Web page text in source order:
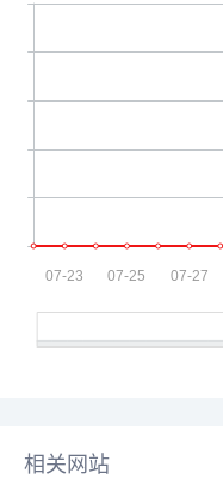
相关网站